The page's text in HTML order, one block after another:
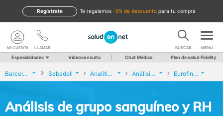
te regalamos -5% de descuento para tu compra
Regístrate
LLAMAR
MI CUENTA BUSCAR MENU
Especialidades Videoconsulta Chat Médico Plan de salud Fidelity
Barcelona Sabadell Analíticas y Genética Análisis de grupo sanguíneo y RH Eurofins Análisis Clínicos Gràcia
Análisis de grupo sanguíneo y RH